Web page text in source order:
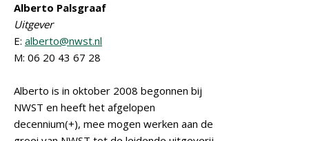
Alberto Palsgraaf
Uitgever
E: alberto@nwst.nl
M: 06 20 43 67 28
Alberto is in oktober 2008 begonnen bij
NWST en heeft het afgelopen
decennium(+), mee mogen werken aan de